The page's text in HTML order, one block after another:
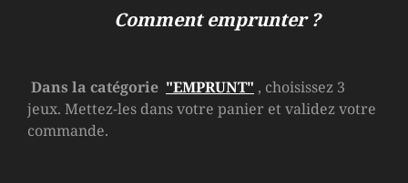
Comment emprunter ?
Dans la catégorie "EMPRUNT" , choisissez 3
jeux. Mettez-les dans votre panier et validez votre
commande.